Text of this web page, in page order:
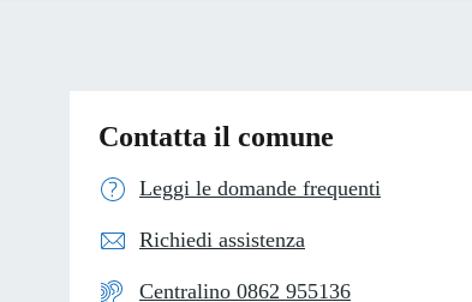
Contatta il comune
Leggi le domande frequenti
Richiedi assistenza
Centralino 0862 955136